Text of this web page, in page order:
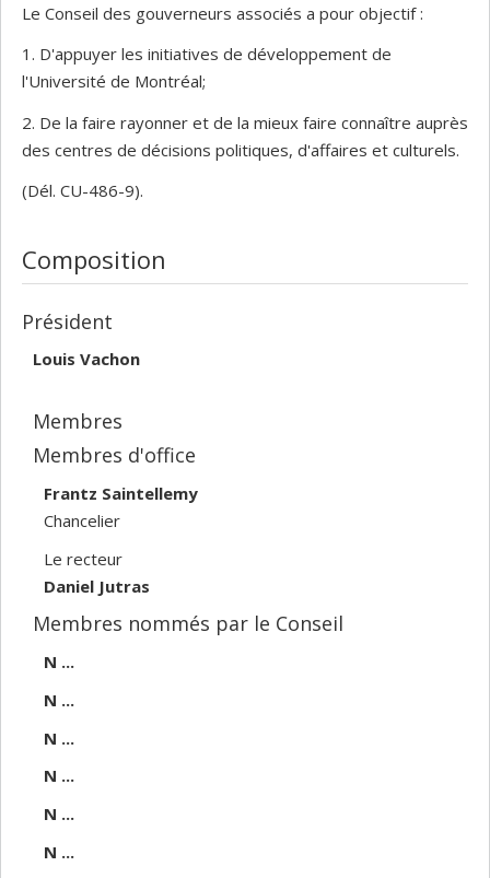
Le Conseil des gouverneurs associés a pour objectif :
1. D'appuyer les initiatives de développement de
l'Université de Montréal;
2. De la faire rayonner et de la mieux faire connaître auprès
des centres de décisions politiques, d'affaires et culturels.
(Dél. CU-486-9).
Composition
Président
Louis Vachon
Membres
Membres d'office
Frantz Saintellemy
Chancelier
Le recteur
Daniel Jutras
Membres nommés par le Conseil
N ...
N ...
N ...
N ...
N ...
N ...